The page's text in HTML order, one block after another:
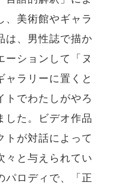
、美術館やギャラ
は、男性誌で描か
ーションして「ヌ
ャラリーに置くと
トでわたしがやろ
した。ビデオ作品
トが対話によって
々と与えられてい
パロディで、「正